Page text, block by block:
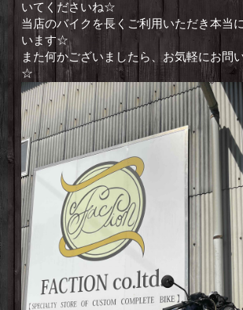
いてくださいね☆
当店のバイクを長くご利用いただき本当
います☆
また何かございましたら、お気軽にお問
☆